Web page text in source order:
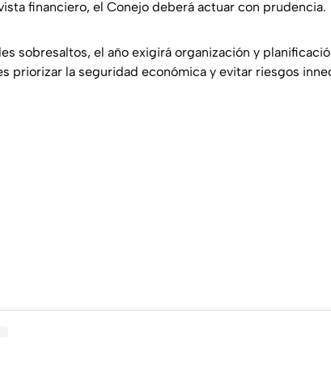
financiero, el Conejo deberá actuar con prudencia.
sobresaltos, el año exigirá organización y
priorizar la seguridad económica y evitar riesgos